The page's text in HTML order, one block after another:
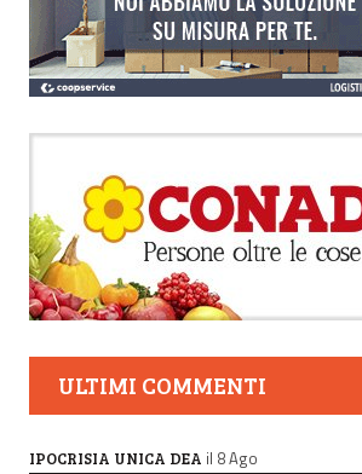
ULTIMI COMMENTI
IPOCRISIA UNICA DEA il 8 Ago